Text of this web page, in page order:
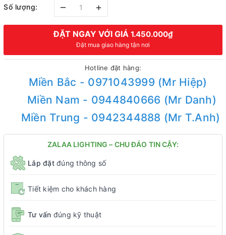
Số lượng: – +
ĐẶT NGAY VỚI GIÁ 1.450.000₫
Đặt mua giao hàng tận nơi
Hotline đặt hàng:
Miền Bắc - 0971043999 (Mr Hiệp)
Miền Nam - 0944840666 (Mr Danh)
Miền Trung - 0942344888 (Mr T.Anh)
ZALAA LIGHTING – CHU ĐÁO TIN CẬY:
Lắp đặtđúng thông số
Tiết kiệm cho khách hàng
Tư vấn đúng kỹ thuật